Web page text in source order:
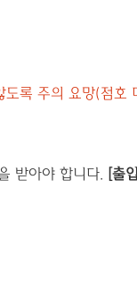
록 주의 요망(점호
받아야 합니다. [출